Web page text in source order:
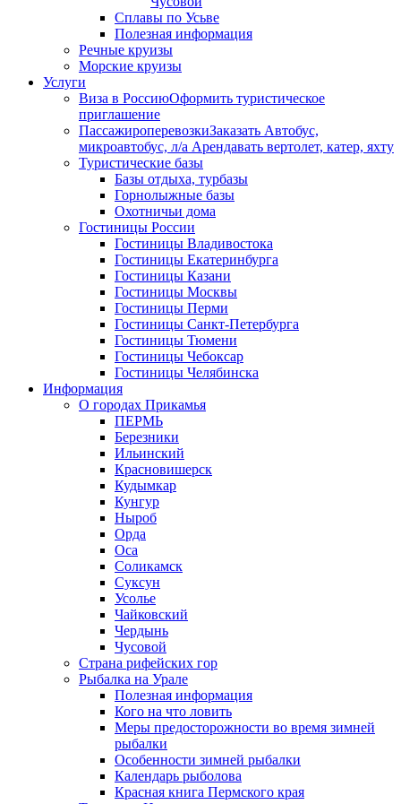
Сплавы по Усьве
Полезная информация
Речные круизы
Морские круизы
Услуги
Виза в РоссиюОформить туристическое
приглашение
ПассажироперевозкиЗаказать Автобус,
микроавтобус, л/а Арендавать вертолет, катер, яхту
Туристические базы
Базы отдыха, турбазы
Горнолыжные базы
Охотничьи дома
Гостиницы России
Гостиницы Владивостока
Гостиницы Екатеринбурга
Гостиницы Казани
Гостиницы Москвы
Гостиницы Перми
Гостиницы Санкт-Петербурга
Гостиницы Тюмени
Гостиницы Чебоксар
Гостиницы Челябинска
Информация
О городах Прикамья
ПЕРМЬ
Березники
Ильинский
Красновишерск
Кудымкар
Кунгур
Ныроб
Орда
Оса
Соликамск
Суксун
Усолье
Чайковский
Чердынь
Чусовой
Страна рифейских гор
Рыбалка на Урале
Полезная информация
Кого на что ловить
Меры предосторожности во время зимней
рыбалки
Особенности зимней рыбалки
Календарь рыболова
Красная книга Пермского края